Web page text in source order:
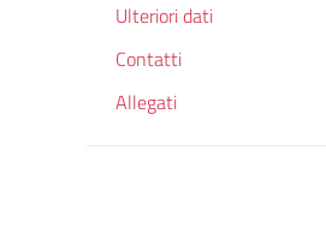
Ulteriori dati
Contatti
Allegati